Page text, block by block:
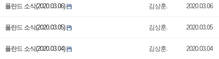
폴란드 소식(2020.03.06) 김상훈. 2020.03.06
폴란드 소식(2020.03.05) 김상훈. 2020.03.05
폴란드 소식(2020.03.04) 김상훈. 2020.03.04